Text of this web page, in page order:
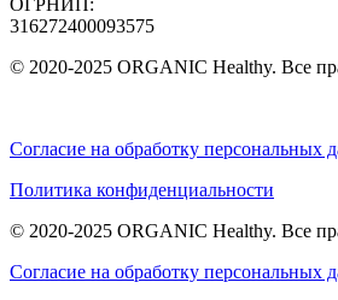
316272400093575
© 2020-2025 ORGANIC Healthy. Все
Согласие на обработку персональных
Политика конфиденциальности
© 2020-2025 ORGANIC Healthy. Все
Согласие на обработку персональных